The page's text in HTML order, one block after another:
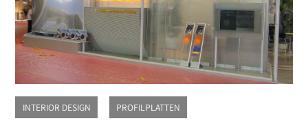
INTERIOR DESIGN PROFILPLATTEN